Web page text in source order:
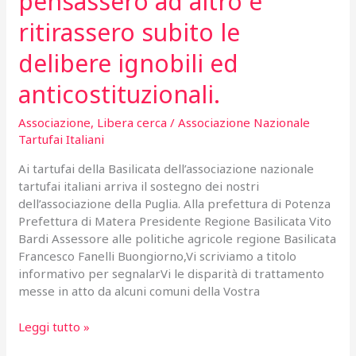
ritirassero subito le
delibere ignobili ed
anticostituzionali.
Associazione, Libera cerca /Associazione Nazionale
Tartufai Italiani
Ai tartufai della Basilicata dell’associazione nazionale
tartufai italiani arriva il sostegno dei nostri
dell’associazione della Puglia. Alla prefettura di Potenza
Prefettura di Matera Presidente Regione Basilicata Vito
Bardi Assessore alle politiche agricole regione Basilicata
Francesco Fanelli Buongiorno,Vi scriviamo a titolo
informativo per segnalarVi le disparità di trattamento
messe in atto da alcuni comuni della Vostra
Basta
Leggi tutto »